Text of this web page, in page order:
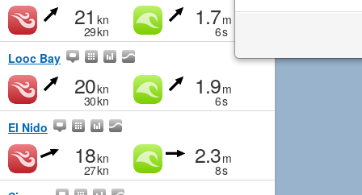
21 kn
29kn
1.7m
6s
Looc Bay
20kn
30kn
1.9m
6s
El Nido
18kn
27kn
2.3m
8s